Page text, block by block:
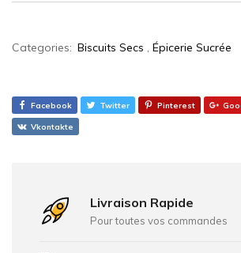
Categories: Biscuits Secs , Épicerie Sucrée
Facebook Twitter Pinterest
Vkontakte
Livraison Rapide
Pour toutes vos commandes